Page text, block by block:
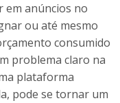
em anúncios no
ou até mesmo
consumido
problema claro na
plataforma
pode se tornar um